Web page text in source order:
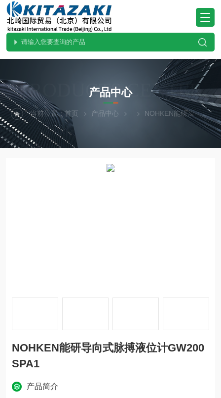
PRODUCTS CENTER
产品中心
当前位置：首页 产品中心 NOHKEN能研
NOHKEN能研导向式脉搏液位计GW200
SPA1
产品简介